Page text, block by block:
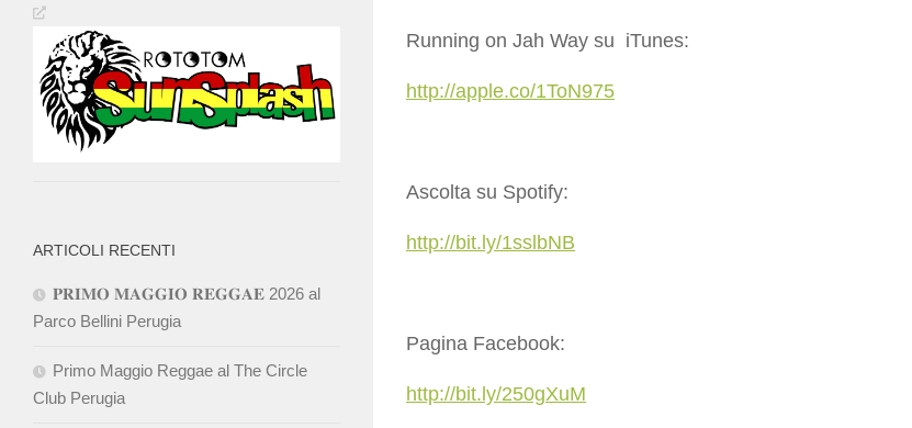
Running on Jah Way su iTunes:
http://apple.co/1ToN975
Ascolta su Spotify:
http://bit.ly/1sslbNB
Pagina Facebook:
http://bit.ly/250gXuM
ARTICOLI RECENTI
𝐏𝐑𝐈𝐌𝐎 𝐌𝐀𝐆𝐆𝐈𝐎 𝐑𝐄𝐆𝐆𝐀𝐄 2026 al
Parco Bellini Perugia
Primo Maggio Reggae al The Circle
Club Perugia